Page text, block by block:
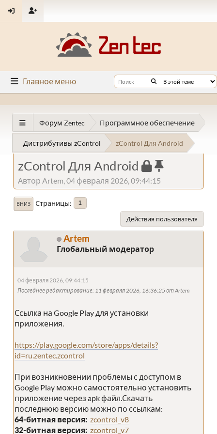
Главное меню
Форум Zentec Программное обеспечение
Дистрибутивы zControl zControl Для Android
zControl Для Android
Автор Artem, 04 февраля 2026, 09:44:15
ВНИЗ Страницы 1
Действия пользователя
Artem
Глобальный модератор
04 февраля 2026, 09:44:15
Последнее редактирование: 11 февраля 2026, 16:36:25 от Artem
Ссылка на Google Play для установки
приложения.
https://play.google.com/store/apps/details?
id=ru.zentec.zcontrol
При возникновении проблемы с доступом в
Google Play можно самостоятельно установить
приложение через apk файл.Скачать
последнюю версию можно по ссылкам:
64-битная версия: zcontrol_v8
32-битная версия: zcontrol_v7